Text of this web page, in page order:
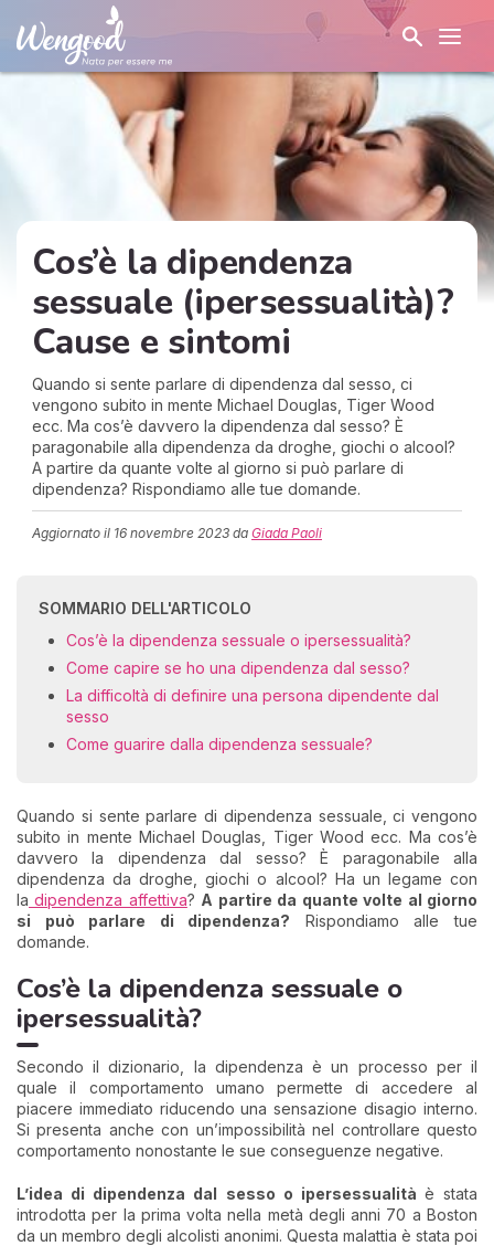
Cos’è la dipendenza
sessuale (ipersessualità)?
Cause e sintomi
Quando si sente parlare di dipendenza dal sesso, ci
vengono subito in mente Michael Douglas, Tiger Wood
ecc. Ma cos’è davvero la dipendenza dal sesso? È
paragonabile alla dipendenza da droghe, giochi o alcool?
A partire da quante volte al giorno si può parlare di
dipendenza? Rispondiamo alle tue domande.
Aggiornato il 16 novembre 2023 da Giada Paoli
SOMMARIO DELL'ARTICOLO
Cos’è la dipendenza sessuale o ipersessualità?
Come capire se ho una dipendenza dal sesso?
La difficoltà di definire una persona dipendente dal
sesso
Come guarire dalla dipendenza sessuale?
Quando si sente parlare di dipendenza sessuale, ci vengono
subito in mente Michael Douglas, Tiger Wood ecc. Ma cos’è
davvero la dipendenza dal sesso? È paragonabile alla
dipendenza da droghe, giochi o alcool? Ha un legame con
la dipendenza affettiva? A partire da quante volte al giorno
si può parlare di dipendenza? Rispondiamo alle tue
domande.
Cos’è la dipendenza sessuale o
ipersessualità?
Secondo il dizionario, la dipendenza è un processo per il
quale il comportamento umano permette di accedere al
piacere immediato riducendo una sensazione disagio interno.
Si presenta anche con un’impossibilità nel controllare questo
comportamento nonostante le sue conseguenze negative.
L’idea di dipendenza dal sesso o ipersessualità è stata
introdotta per la prima volta nella metà degli anni 70 a Boston
da un membro degli alcolisti anonimi. Questa malattia è stata poi